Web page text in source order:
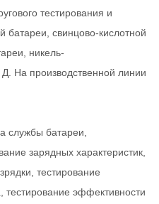
тестирования и
батареи, свинцово-кислотной
никель-
На производственной линии
службы батареи,
зарядных характеристик,
тестирование
тестирование эффективности